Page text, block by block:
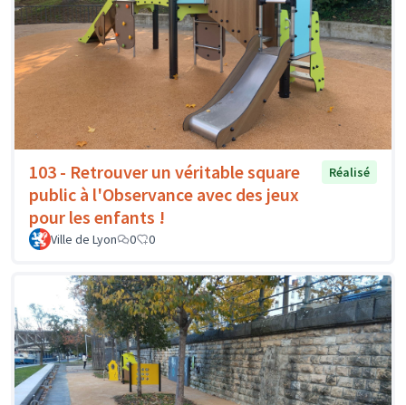
103 - Retrouver un véritable square
public à l'Observance avec des jeux
pour les enfants !
Réalisé
Ville de Lyon 0 0